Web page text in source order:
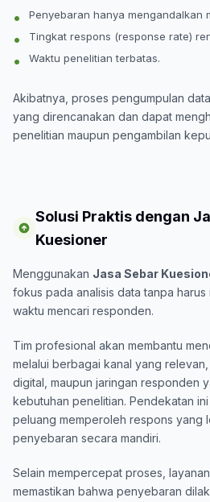
Penyebaran hanya mengandalkan
Tingkat respons (response rate)
Waktu penelitian terbatas.
Akibatnya, proses pengumpulan
yang direncanakan dan dapat
penelitian maupun pengambilan
Solusi Praktis dengan
Kuesioner
Menggunakan Jasa Sebar
fokus pada analisis data tanpa
waktu mencari responden.
Tim profesional akan membantu
melalui berbagai kanal yang
digital, maupun jaringan responden
kebutuhan penelitian. Pendekatan
peluang memperoleh respons yang
penyebaran secara mandiri.
Selain mempercepat proses,
memastikan bahwa penyebaran